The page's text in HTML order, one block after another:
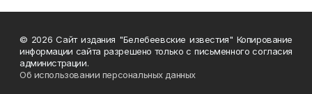
© 2026 Сайт издания "Белебеевские известия" Копирование
информации сайта разрешено только с письменного согласия
администрации.
Об использовании персональных данных